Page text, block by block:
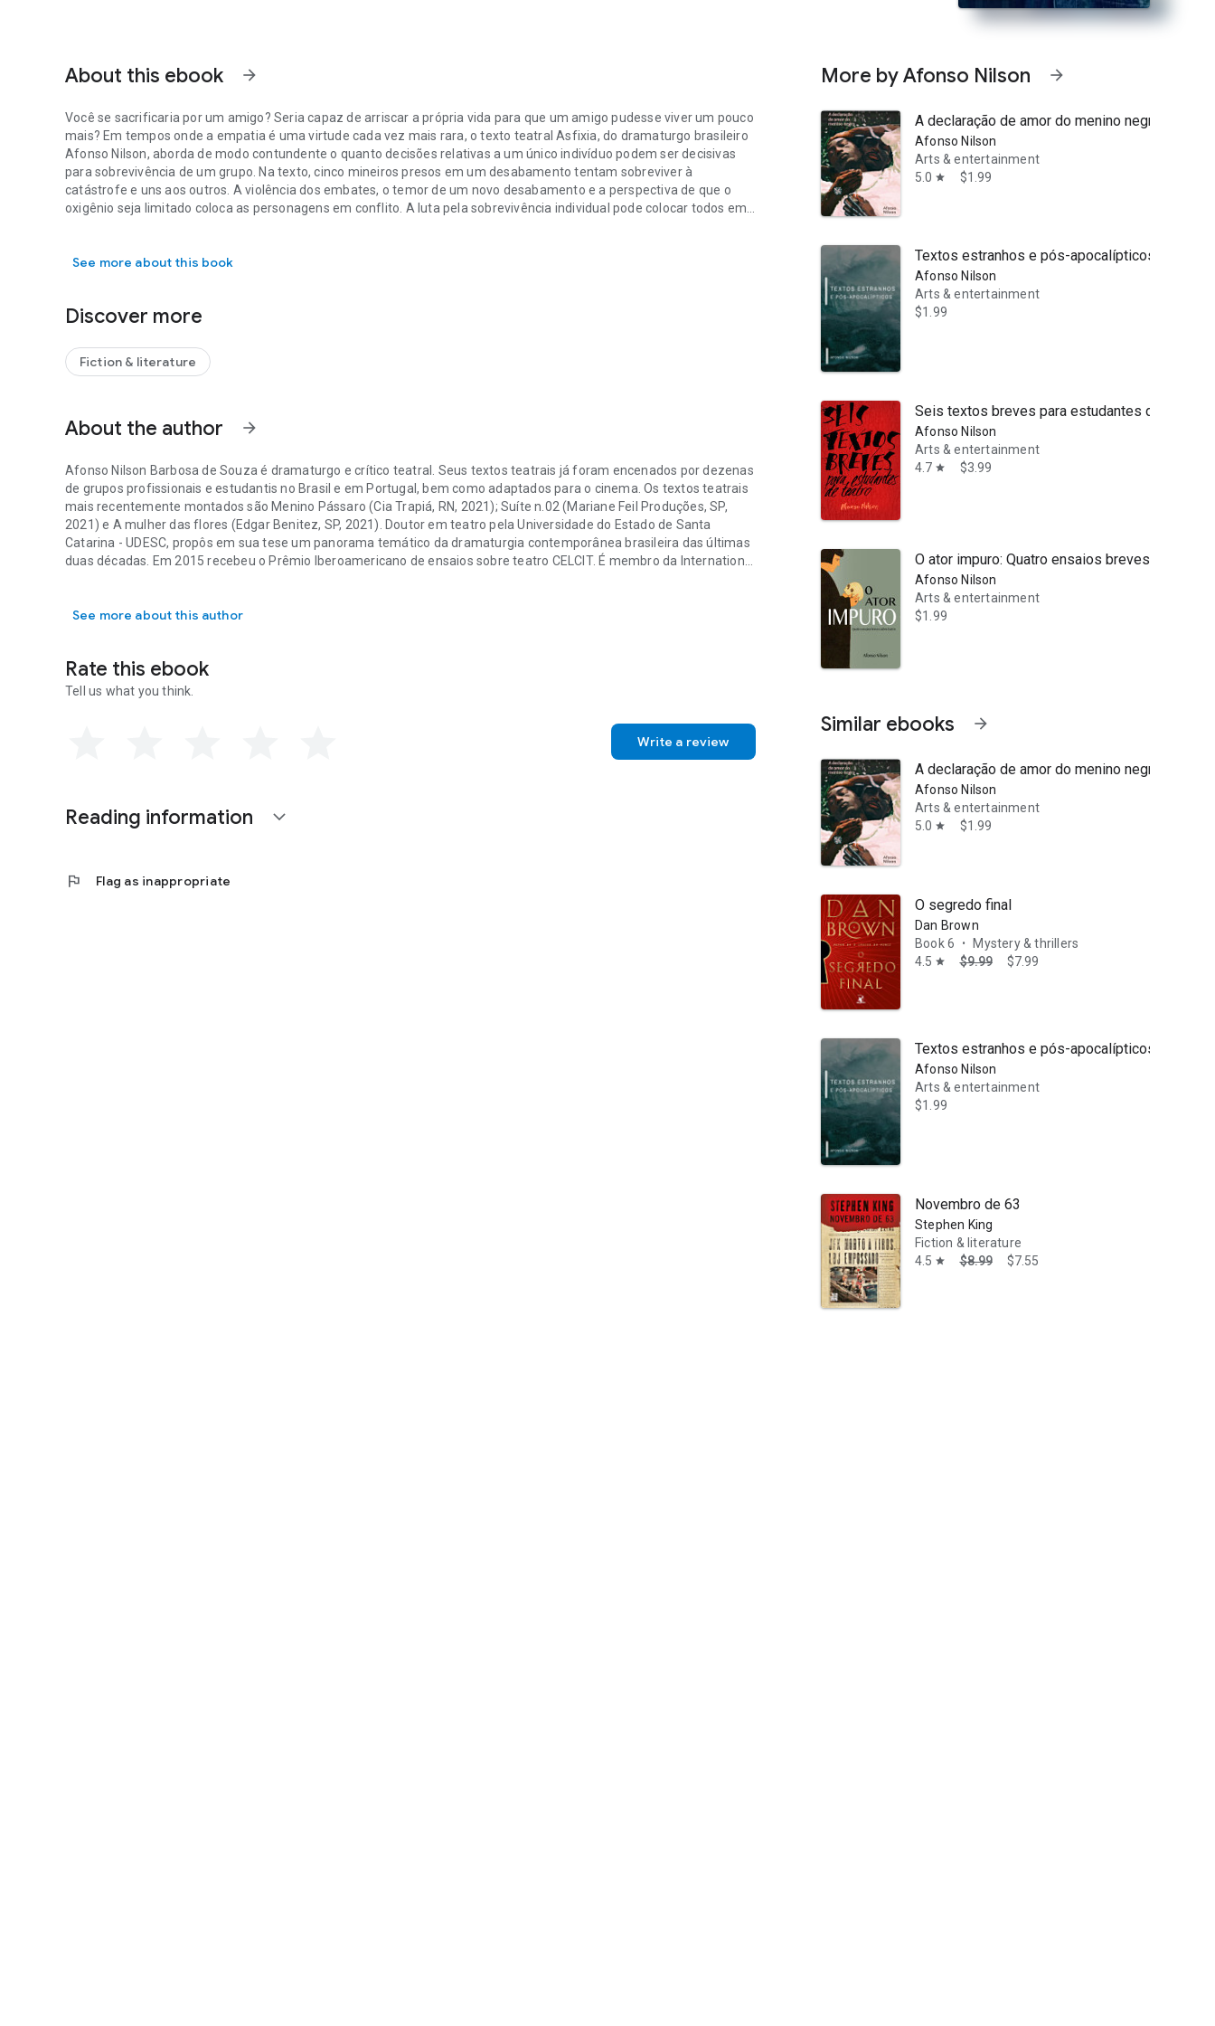
About this ebook arrow_forward
Você se sacrificaria por um amigo? Seria capaz de arriscar a própria vida para que um amigo pudesse viver um pouco
mais? Em tempos onde a empatia é uma virtude cada vez mais rara, o texto teatral Asfixia, do dramaturgo brasileiro
Afonso Nilson, aborda de modo contundente o quanto decisões relativas a um único indivíduo podem ser decisivas
para sobrevivência de um grupo. Na texto, cinco mineiros presos em um desabamento tentam sobreviver à
catástrofe e uns aos outros. A violência dos embates, o temor de um novo desabamento e a perspectiva de que o
oxigênio seja limitado coloca as personagens em conflito. A luta pela sobrevivência individual pode colocar todos em
preservação? Crítica a sistemas de trabalho onde a competição desenfreada se torna cruel e muitas vezes
See more about this book
Discover more
Fiction & literature
About the author arrow_forward
Afonso Nilson Barbosa de Souza é dramaturgo e crítico teatral. Seus textos teatrais já foram encenados por dezenas
de grupos profissionais e estudantis no Brasil e em Portugal, bem como adaptados para o cinema. Os textos teatrais
mais recentemente montados são Menino Pássaro (Cia Trapiá, RN, 2021); Suíte n.02 (Mariane Feil Produções, SP,
2021) e A mulher das flores (Edgar Benitez, SP, 2021). Doutor em teatro pela Universidade do Estado de Santa
Catarina - UDESC, propôs em sua tese um panorama temático da dramaturgia contemporânea brasileira das últimas
duas décadas. Em 2015 recebeu o Prêmio Iberoamericano de ensaios sobre teatro CELCIT. É membro da International
Afonso Nilson Barbosa de Souza é dramaturgo e crítico teatral. Seus textos teatrais já foram encenados por dezenas de grupos profissionais e estudantis no Brasil e em Portugal, bem como
See more about this author
Rate this ebook
Tell us what you think.
Write a review
Reading information expand_more
flag Flag as inappropriate
More by Afonso Nilson arrow_forward
A declaração de amor do menino negro: texto
Afonso Nilson
Arts & entertainment
5.0 star $1.99
Textos estranhos e pós-apocalípticos
Afonso Nilson
Arts & entertainment
$1.99
Seis textos breves para estudantes de teatro
Afonso Nilson
Arts & entertainment
4.7 star $3.99
O ator impuro: Quatro ensaios breves sobre
Afonso Nilson
Arts & entertainment
$1.99
Similar ebooks arrow_forward
A declaração de amor do menino negro: texto
Afonso Nilson
Arts & entertainment
5.0 star $1.99
O segredo final
Dan Brown
Book 6
•
Mystery & thrillers
4.5 star $9.99 $7.99
Textos estranhos e pós-apocalípticos
Afonso Nilson
Arts & entertainment
$1.99
Novembro de 63
Stephen King
Fiction & literature
4.5 star $8.99 $7.55